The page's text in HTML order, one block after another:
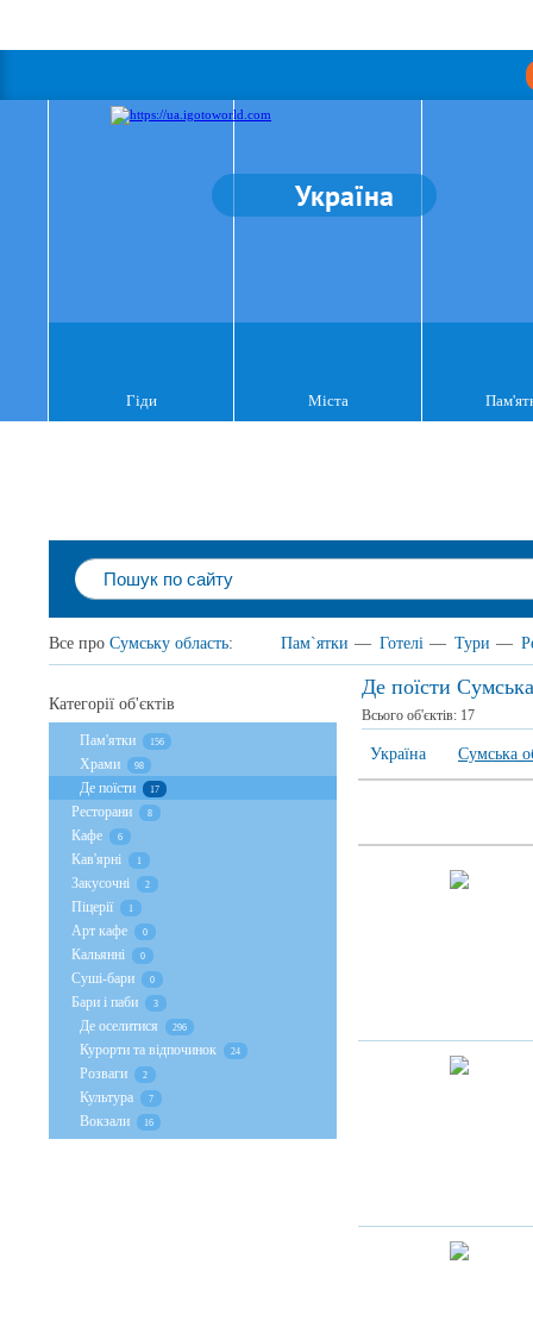
Україна
Гіди Міста
Все про Сумську область: Пам`ятки — Готелі — Тури —
Де поїсти
Всього об'єктів: 17
Україна Сумська
Категорії об'єктів
Пам'ятки 156
Храми 98
Де поїсти 17
Ресторани 8
Кафе 6
Кав'ярні 1
Закусочні 2
Піцерії 1
Арт кафе 0
Кальянні 0
Суші-бари 0
Бари і паби 3
Де оселитися 296
Курорти та відпочинок 24
Розваги 2
Культура 7
Вокзали 16